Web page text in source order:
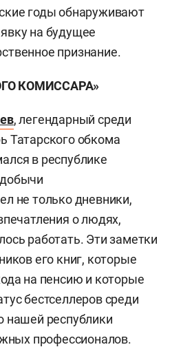
годы обнаруживают
на будущее
признание.
КОМИССАРА»
, легендарный среди
Татарского обкома
в республике
не только дневники,
о людях,
работать. Эти заметки
его книг, которые
на пенсию и которые
бестселлеров среди
нашей республики
профессионалов.